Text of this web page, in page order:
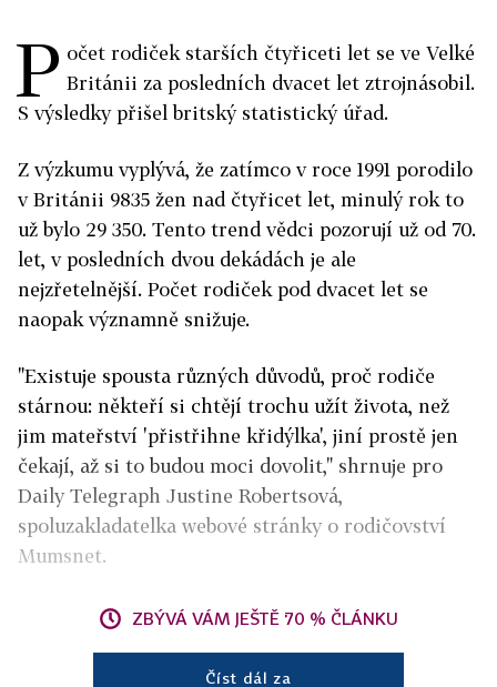
P očet rodiček starších čtyřiceti let se ve Velké
Británii za posledních dvacet let ztrojnásobil.
S výsledky přišel britský statistický úřad.
Z výzkumu vyplývá, že zatímco v roce 1991 porodilo
v Británii 9835 žen nad čtyřicet let, minulý rok to
už bylo 29 350. Tento trend vědci pozorují už od 70.
let, v posledních dvou dekádách je ale
nejzřetelnější. Počet rodiček pod dvacet let se
naopak významně snižuje.
"Existuje spousta různých důvodů, proč rodiče
stárnou: někteří si chtějí trochu užít života, než
jim mateřství 'přistřihne křidýlka', jiní prostě jen
čekají, až si to budou moci dovolit," shrnuje pro
Daily Telegraph Justine Robertsová,
spoluzakladatelka webové stránky o rodičovství
Mumsnet.
ZBÝVÁ VÁM JEŠTĚ 70 % ČLÁNKU
Číst dál za